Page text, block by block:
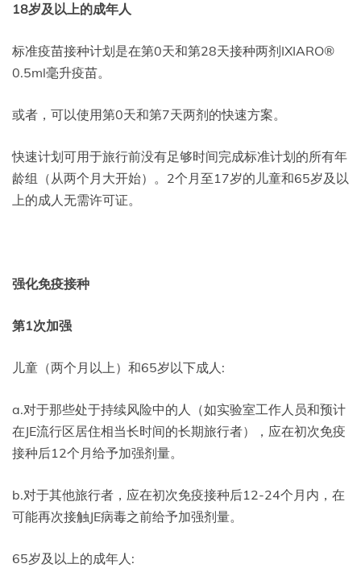
18岁及以上的成年人
标准疫苗接种计划是在第0天和第28天接种两剂IXIARO®
0.5ml毫升疫苗。
或者，可以使用第0天和第7天两剂的快速方案。
快速计划可用于旅行前没有足够时间完成标准计划的所有年
龄组（从两个月大开始）。2个月至17岁的儿童和65岁及以
上的成人无需许可证。
强化免疫接种
第1次加强
儿童（两个月以上）和65岁以下成人:
a.对于那些处于持续风险中的人（如实验室工作人员和预计
在JE流行区居住相当长时间的长期旅行者），应在初次免疫
接种后12个月给予加强剂量。
b.对于其他旅行者，应在初次免疫接种后12-24个月内，在
可能再次接触JE病毒之前给予加强剂量。
65岁及以上的成年人: